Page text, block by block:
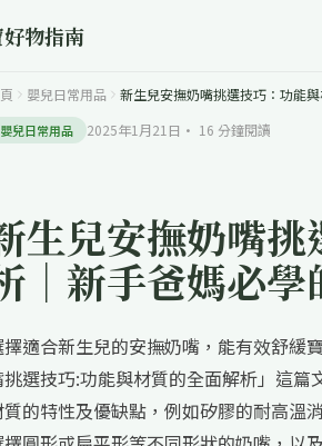
物指南
嬰兒日常用品 新生兒安撫奶嘴挑選技巧：功能
嬰兒日常用品 2025年1月21日 · 16 分鐘閱讀
生兒安撫奶嘴
｜新手爸媽必
擇適合新生兒的安撫奶嘴，能有效舒緩
選技巧:功能與材質的全面解析」這
的特性及優缺點，例如矽膠的耐高溫